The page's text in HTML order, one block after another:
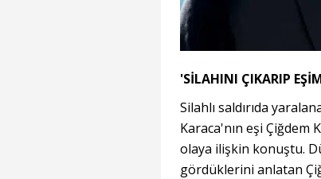
'SİLAHINI ÇIKARIP
Silahlı saldırıda
Karaca'nın eşi
olaya ilişkin konuştu.
gördüklerini anlatan